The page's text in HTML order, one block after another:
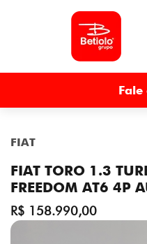
Fale
FIAT
FIAT TORO 1.3
FREEDOM AT6 4P
R$ 158.990,00